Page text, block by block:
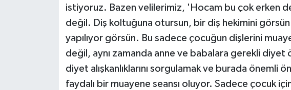
istiyoruz. Bazen velilerimiz, 'Hocam bu çok erken
değil. Diş koltuğuna otursun, bir diş hekimini
yapılıyor görsün. Bu sadece çocuğun dişlerini
değil, aynı zamanda anne ve babalara gerekli
diyet alışkanlıklarını sorgulamak ve burada önemli
faydalı bir muayene seansı oluyor. Sadece çocuk